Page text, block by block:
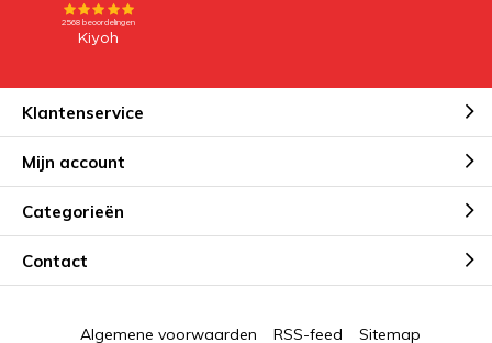
Klantenservice
Mijn account
Categorieën
Contact
Algemene voorwaarden RSS-feed Sitemap